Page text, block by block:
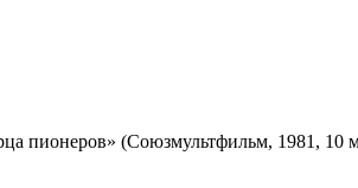
(Союзмультфильм, 1981, 10